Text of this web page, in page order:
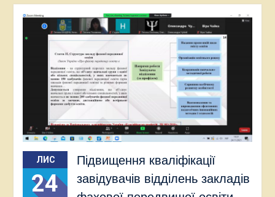
ЛИС
24
Підвищення кваліфікації
завідувачів відділень закладів